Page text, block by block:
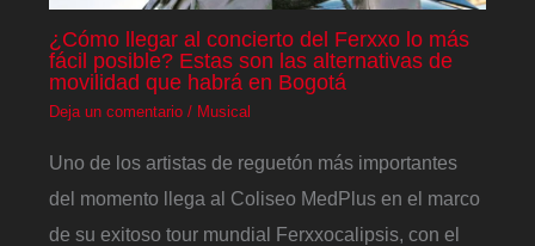
¿Cómo llegar al concierto del Ferxxo lo más
fácil posible? Estas son las alternativas de
movilidad que habrá en Bogotá
Deja un comentario / Musical
Uno de los artistas de reguetón más importantes
del momento llega al Coliseo MedPlus en el marco
de su exitoso tour mundial Ferxxocalipsis, con el